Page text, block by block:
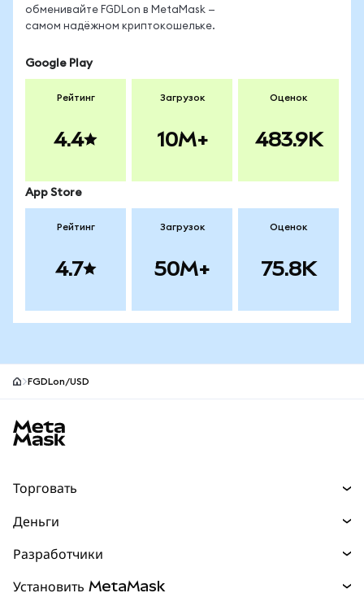
обменивайте FGDLon в MetaMask —
самом надёжном криптокошельке.
Google Play
Рейтинг
4.4
Загрузок
10M+
Оценок
483.9K
App Store
Рейтинг
4.7
Загрузок
50M+
Оценок
75.8K
FGDLon/USD
Торговать
Прогнозы
Деньги
Разработчики
Установить MetaMask